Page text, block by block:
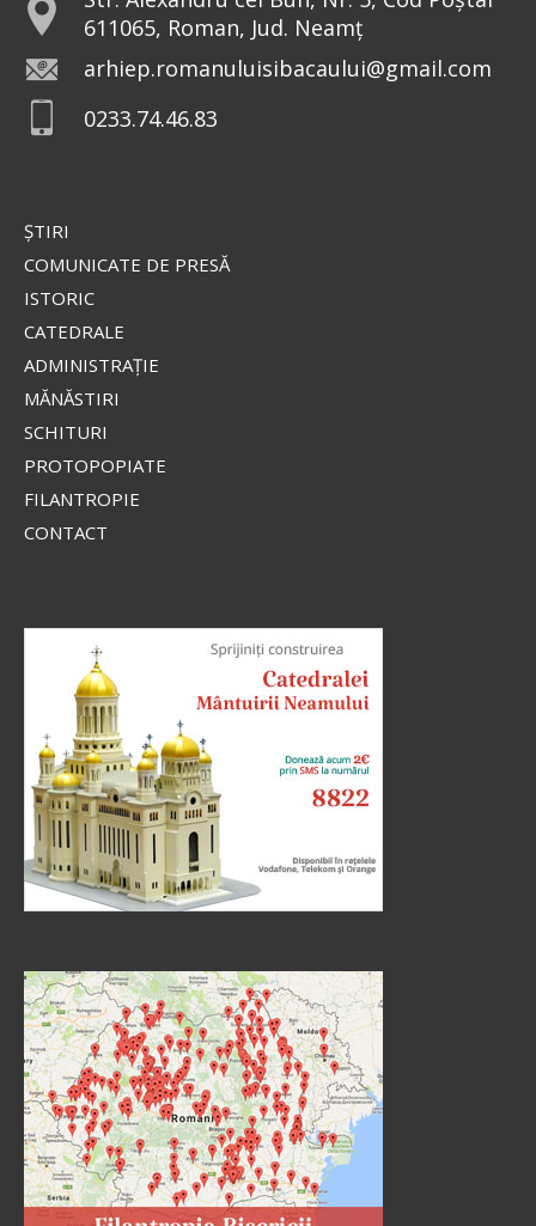
611065, Roman, Jud. Neamț
arhiep.romanuluisibacaului@gmail.com
0233.74.46.83
ŞTIRI
COMUNICATE DE PRESĂ
ISTORIC
CATEDRALE
ADMINISTRAŢIE
MĂNĂSTIRI
SCHITURI
PROTOPOPIATE
FILANTROPIE
CONTACT